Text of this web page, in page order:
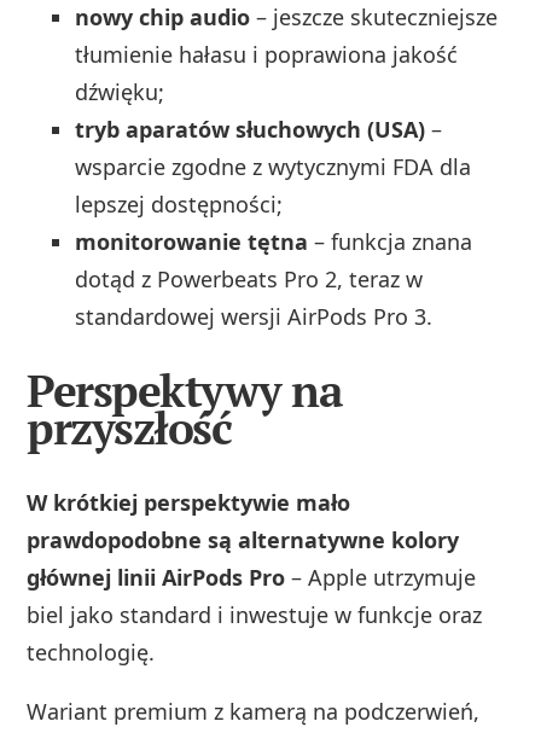
nowy chip audio – jeszcze skuteczniejsze
tłumienie hałasu i poprawiona jakość
dźwięku;
tryb aparatów słuchowych (USA) –
wsparcie zgodne z wytycznymi FDA dla
lepszej dostępności;
monitorowanie tętna – funkcja znana
dotąd z Powerbeats Pro 2, teraz w
standardowej wersji AirPods Pro 3.
Perspektywy na
przyszłość
W krótkiej perspektywie mało
prawdopodobne są alternatywne kolory
głównej linii AirPods Pro – Apple utrzymuje
biel jako standard i inwestuje w funkcje oraz
technologię.
Wariant premium z kamerą na podczerwień,